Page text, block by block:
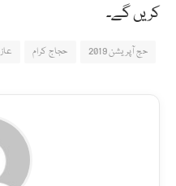
کریں گے۔
حج آپریشن 2019 حجاج کرام